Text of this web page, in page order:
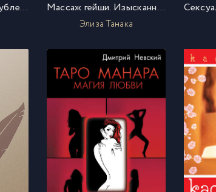
Сексуальность по-рублевски Массаж гейши. Изысканная романтика секса
Элиза Танака